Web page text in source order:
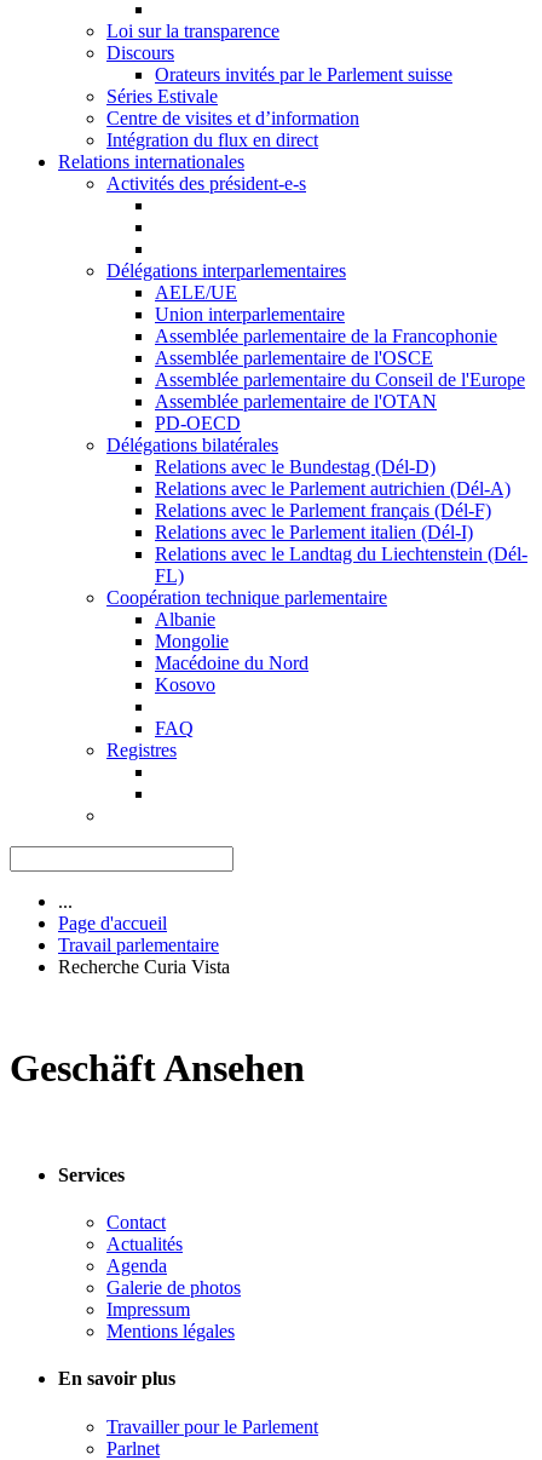
Loi sur la transparence
Discours
Orateurs invités par le Parlement suisse
Séries Estivale
Centre de visites et d’information
Intégration du flux en direct
Relations internationales
Activités des président-e-s
Délégations interparlementaires
AELE/UE
Union interparlementaire
Assemblée parlementaire de la Francophonie
Assemblée parlementaire de l'OSCE
Assemblée parlementaire du Conseil de l'Europe
Assemblée parlementaire de l'OTAN
PD-OECD
Délégations bilatérales
Relations avec le Bundestag (Dél-D)
Relations avec le Parlement autrichien (Dél-A)
Relations avec le Parlement français (Dél-F)
Relations avec le Parlement italien (Dél-I)
Relations avec le Landtag du Liechtenstein (Dél-
FL)
Coopération technique parlementaire
Albanie
Mongolie
Macédoine du Nord
Kosovo
FAQ
Registres
...
Page d'accueil
Travail parlementaire
Recherche Curia Vista
Geschäft Ansehen
Services
Contact
Actualités
Agenda
Galerie de photos
Impressum
Mentions légales
En savoir plus
Travailler pour le Parlement
Parlnet